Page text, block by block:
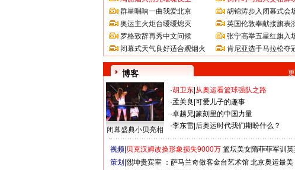
群星唱响一曲我爱北京
奥运主火炬台缓缓熄灭
罗格致辞再秀中文问候
闭幕式天气良好适合观烟火
胡锦涛步入闭幕式会
英国伦敦奉献接旗表
张宁高举五星红旗入
肯尼亚选手马拉松夺
博客
闭幕盛典小贝亮相
·胡卫东 从奥运看篮球强队之路
·孟关良 可爱儿子的趣事
·卓越兄 篆刻里的中国力量
·李东雷 后奥运时代我们期盼什么？
视频| 贝克汉姆改换形象损失9000万 篮坛美女隋菲菲军训
策划| 熙坤贵宾室 ：萨马兰奇做客金台艺术馆 北京奥运最美